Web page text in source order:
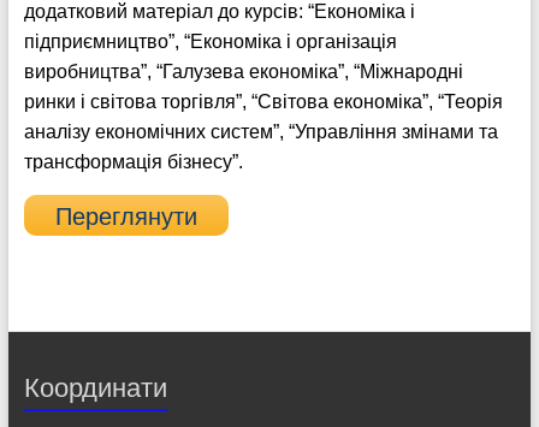
додатковий матеріал до курсів: “Економіка і
підприємництво”, “Економіка і організація
виробництва”, “Галузева економіка”, “Міжнародні
ринки і світова торгівля”, “Світова економіка”, “Теорія
аналізу економічних систем”, “Управління змінами та
трансформація бізнесу”.
Переглянути
Координати